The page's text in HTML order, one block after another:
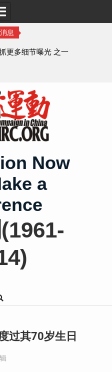
息
更多细节曝光 之一
Now
a
过其70岁生日